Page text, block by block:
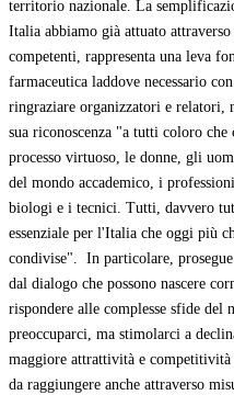
territorio nazionale. La
Italia abbiamo già attuato
competenti, rappresenta una leva
farmaceutica laddove necessario
ringraziare organizzatori e relatori,
sua riconoscenza "a tutti coloro
processo virtuoso, le donne, gli
del mondo accademico, i
biologi e i tecnici. Tutti, davvero
essenziale per l'Italia che oggi più
condivise". In particolare,
dal dialogo che possono nascere
rispondere alle complesse sfide del
preoccuparci, ma stimolarci a
maggiore attrattività e
da raggiungere anche attraverso